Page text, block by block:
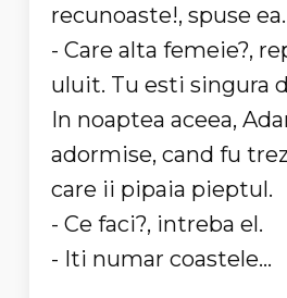
recunoaste!, spuse ea.
- Care alta femeie?,
uluit. Tu esti singura
In noaptea aceea,
adormise, cand fu
care ii pipaia pieptul.
- Ce faci?, intreba el.
- Iti numar coastele…